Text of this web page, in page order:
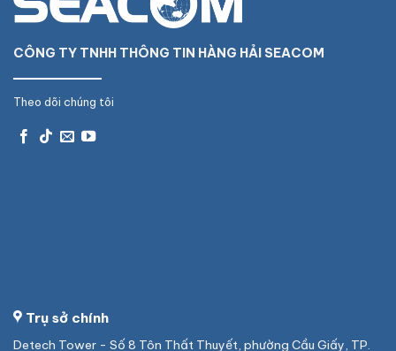
CÔNG TY TNHH THÔNG TIN HÀNG HẢI SEACOM
Theo dõi chúng tôi
Trụ sở chính
Detech Tower - Số 8 Tôn Thất Thuyết, phường Cầu Giấy, TP.